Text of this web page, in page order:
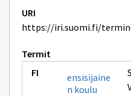
URI
https://iri.suomi.fi/
Termit
ensisijaine
n koulu